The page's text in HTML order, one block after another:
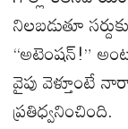
నిలబడుతూ
“అటెంషన్!”
వైపు వెళ్తూంటే
ప్రతిధ్వనించింది.